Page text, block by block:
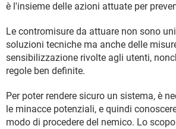
è l'insieme delle azioni attuate per
Le contromisure da attuare non sono
soluzioni tecniche ma anche delle
sensibilizzazione rivolte agli utenti,
regole ben definite.
Per poter rendere sicuro un sistema, è
le minacce potenziali, e quindi
modo di procedere del nemico. Lo